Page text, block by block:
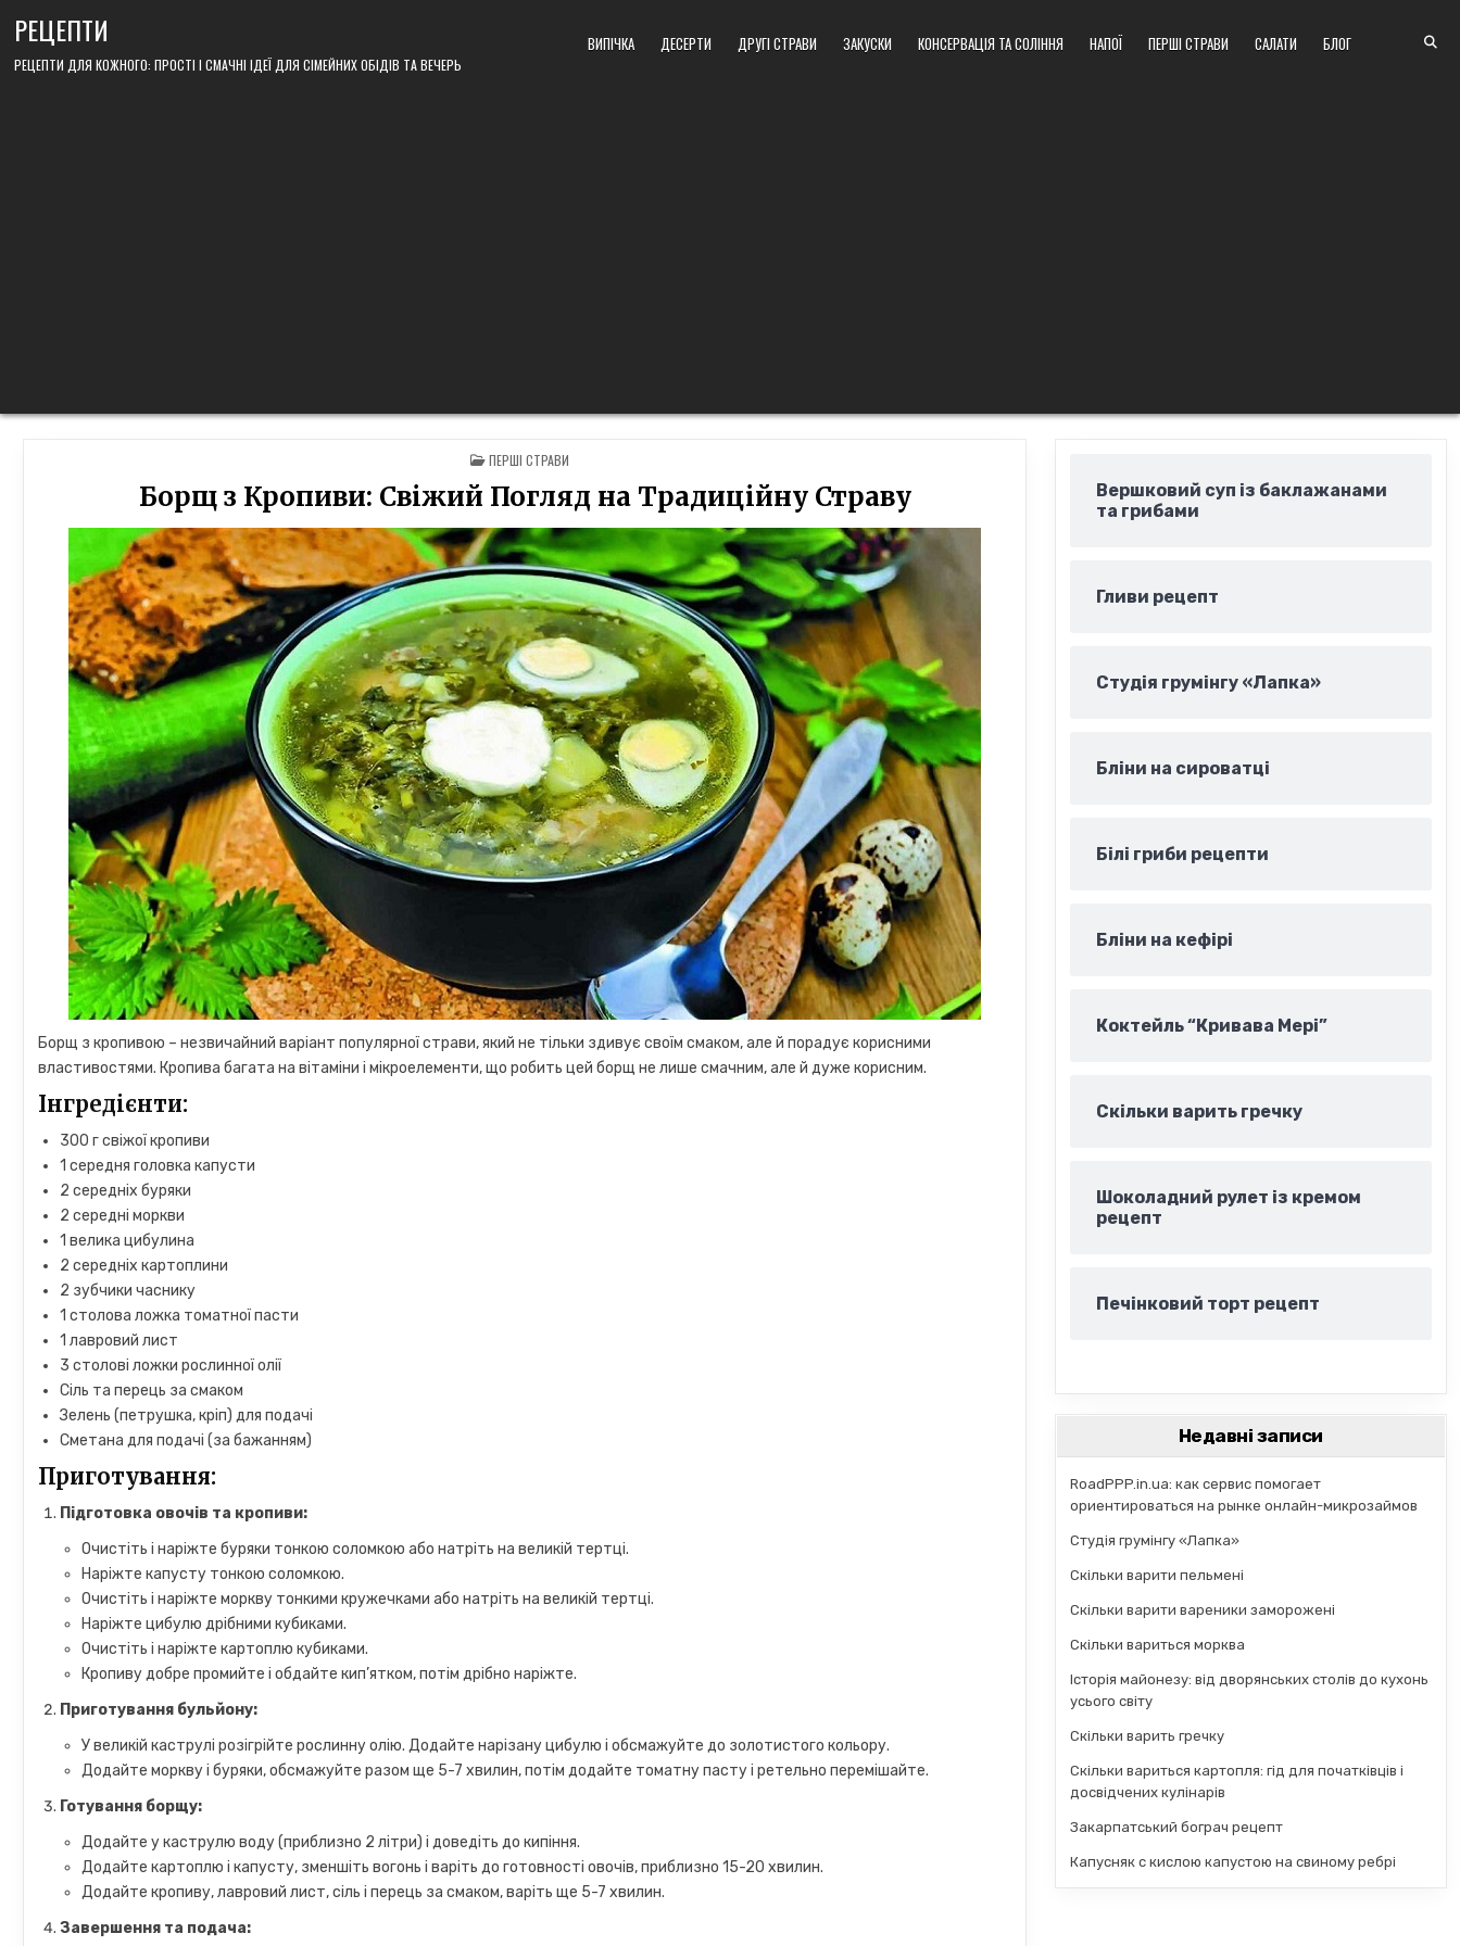
РЕЦЕПТИ
РЕЦЕПТИ ДЛЯ КОЖНОГО: ПРОСТІ І СМАЧНІ ІДЕЇ ДЛЯ СІМЕЙНИХ ОБІДІВ ТА ВЕЧЕРЬ
ВИПІЧКА ДЕСЕРТИ ДРУГІ СТРАВИ ЗАКУСКИ КОНСЕРВАЦІЯ ТА СОЛІННЯ НАПОЇ ПЕРШІ СТРАВИ САЛАТИ БЛОГ
POSTED
IN
ПЕРШІ СТРАВИ
Борщ з Кропиви: Свіжий Погляд на Традиційну Страву
Борщ з кропивою – незвичайний варіант популярної страви, який не тільки здивує своїм смаком, але й порадує корисними
властивостями. Кропива багата на вітаміни і мікроелементи, що робить цей борщ не лише смачним, але й дуже корисним.
Інгредієнти:
300 г свіжої кропиви
1 середня головка капусти
2 середніх буряки
2 середні моркви
1 велика цибулина
2 середніх картоплини
2 зубчики часнику
1 столова ложка томатної пасти
1 лавровий лист
3 столові ложки рослинної олії
Сіль та перець за смаком
Зелень (петрушка, кріп) для подачі
Сметана для подачі (за бажанням)
Приготування:
Підготовка овочів та кропиви:
Очистіть і наріжте буряки тонкою соломкою або натріть на великій тертці.
Наріжте капусту тонкою соломкою.
Очистіть і наріжте моркву тонкими кружечками або натріть на великій тертці.
Наріжте цибулю дрібними кубиками.
Очистіть і наріжте картоплю кубиками.
Кропиву добре промийте і обдайте кип’ятком, потім дрібно наріжте.
Приготування бульйону:
У великій каструлі розігрійте рослинну олію. Додайте нарізану цибулю і обсмажуйте до золотистого кольору.
Додайте моркву і буряки, обсмажуйте разом ще 5-7 хвилин, потім додайте томатну пасту і ретельно перемішайте.
Готування борщу:
Додайте у каструлю воду (приблизно 2 літри) і доведіть до кипіння.
Додайте картоплю і капусту, зменшіть вогонь і варіть до готовності овочів, приблизно 15-20 хвилин.
Додайте кропиву, лавровий лист, сіль і перець за смаком, варіть ще 5-7 хвилин.
Завершення та подача:
Вершковий суп із баклажанами
та грибами
Гливи рецепт
Студія грумінгу «Лапка»
Бліни на сироватці
Білі гриби рецепти
Бліни на кефірі
Коктейль “Кривава Мері”
Скільки варить гречку
Шоколадний рулет із кремом
рецепт
Печінковий торт рецепт
Недавні записи
RoadPPP.in.ua: как сервис помогает
ориентироваться на рынке онлайн-микрозаймов
Студія грумінгу «Лапка»
Скільки варити пельмені
Скільки варити вареники заморожені
Скільки вариться морква
Історія майонезу: від дворянських столів до кухонь
усього світу
Скільки варить гречку
Скільки вариться картопля: гід для початківців і
досвідчених кулінарів
Закарпатський бограч рецепт
Капусняк с кислою капустою на свиному ребрі